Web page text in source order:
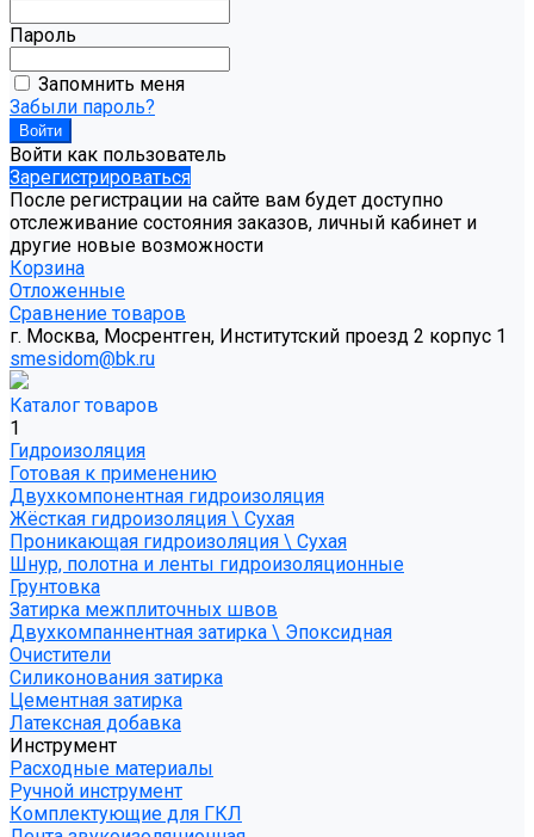
Пароль
Запомнить меня
Забыли пароль?
Войти как пользователь
Зарегистрироваться
После регистрации на сайте вам будет доступно
отслеживание состояния заказов, личный кабинет и
другие новые возможности
Корзина
Отложенные
Сравнение товаров
г. Москва, Мосрентген, Институтский проезд 2 корпус 1
smesidom@bk.ru
Каталог товаров
1
Гидроизоляция
Готовая к применению
Двухкомпонентная гидроизоляция
Жёсткая гидроизоляция \ Сухая
Проникающая гидроизоляция \ Сухая
Шнур, полотна и ленты гидроизоляционные
Грунтовка
Затирка межплиточных швов
Двухкомпаннентная затирка \ Эпоксидная
Очистители
Силиконования затирка
Цементная затирка
Латексная добавка
Инструмент
Расходные материалы
Ручной инструмент
Комплектующие для ГКЛ